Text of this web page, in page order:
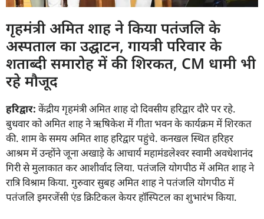
गृहमंत्री अमित शाह ने किया पतंजलि के
अस्पताल का उद्घाटन, गायत्री परिवार के
शताब्दी समारोह में की शिरकत, CM धामी भी
रहे मौजूद
हरिद्वार: केंद्रीय गृहमंत्री अमित शाह दो दिवसीय हरिद्वार दौरे पर रहे.
बुधवार को अमित शाह ने ऋषिकेश में गीता भवन के कार्यक्रम में शिरकत
की. शाम के समय अमित शाह हरिद्वार पहुंचे. कनखल स्थित हरिहर
आश्रम में उन्होंने जूना अखाड़े के आचार्य महामंडलेश्वर स्वामी अवधेशानंद
गिरी से मुलाकात कर आशीर्वाद लिया. पतंजलि योगपीठ में अमित शाह ने
रात्रि विश्राम किया. गुरुवार सुबह अमित शाह ने पतंजलि योगपीठ में
पतंजलि इमरजेंसी एंड क्रिटिकल केयर हॉस्पिटल का शुभारंभ किया.